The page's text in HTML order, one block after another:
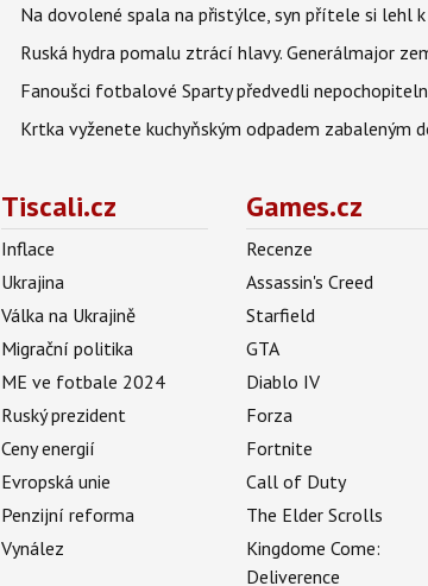
Na dovolené spala na přistýlce, syn přítele si lehl
Ruská hydra pomalu ztrácí hlavy. Generálmajor
Fanoušci fotbalové Sparty předvedli
Krtka vyženete kuchyňským odpadem zabaleným
Tiscali.cz
Inflace
Ukrajina
Válka na Ukrajině
Migrační politika
ME ve fotbale 2024
Ruský prezident
Ceny energií
Evropská unie
Penzijní reforma
Vynález
Games.cz
Recenze
Assassin's Creed
Starfield
GTA
Diablo IV
Forza
Fortnite
Call of Duty
The Elder Scrolls
Kingdome Come:
Deliverence